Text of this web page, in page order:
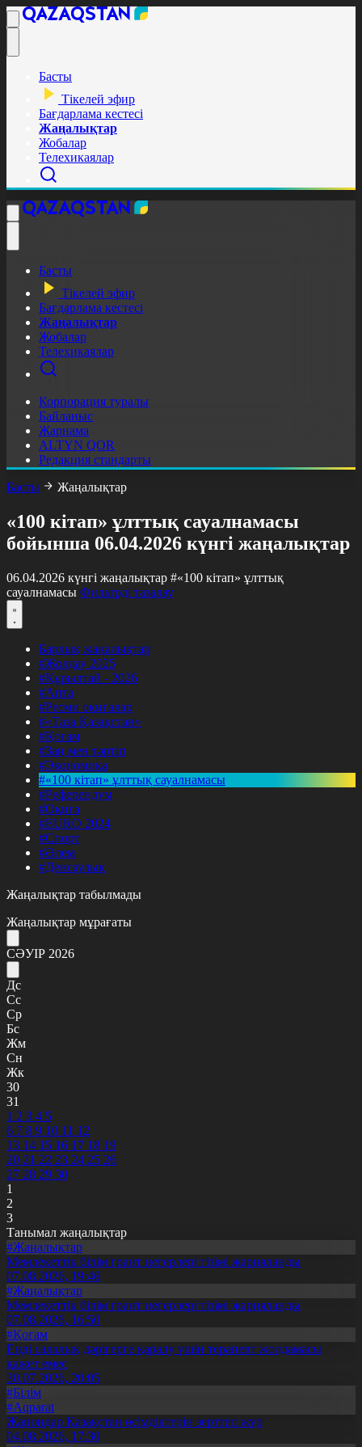
Басты
Тікелей эфир
Бағдарлама кестесі
Жаңалықтар
Жобалар
Телехикаялар
Басты
Тікелей эфир
Бағдарлама кестесі
Жаңалықтар
Жобалар
Телехикаялар
Корпорация туралы
Байланыс
Жарнама
ALTYN QOR
Редакция стандарты
Басты
Жаңалықтар
«100 кітап» ұлттық сауалнамасы
бойынша 06.04.2026 күнгі жаңалықтар
06.04.2026 күнгі жаңалықтар #«100 кітап» ұлттық
сауалнамасы Фильтрді тазалау
Барлық жаңалықтар
#Жолдау 2025
#Құрылтай - 2026
#Апта
#Ресми оқиғалар
#«Таза Қазақстан»
#Қоғам
#Заң мен тәртіп
#Экономика
#«100 кітап» ұлттық сауалнамасы
#Референдум
#Оқиға
#EURO 2024
#Спорт
#Әлем
#Денсаулық
Жаңалықтар табылмады
Жаңалықтар мұрағаты
СӘУІР 2026
Дс
Сс
Ср
Бс
Жм
Сн
Жк
30
31
1 2 3 4 5
6 7 8 9 10 11 12
13 14 15 16 17 18 19
20 21 22 23 24 25 26
27 28 29 30
1
2
3
Танымал жаңалықтар
#Жаңалықтар
Мемлекеттік білім грант иегерлері тізімі жарияланды
07.08.2026, 19:46
#Жаңалықтар
Мемлекеттік білім грант иегерлері тізімі жарияланды
07.08.2026, 16:50
#Қоғам
Енді салалық дәрігерге қаралу үшін терапевт жолдамасы
қажет емес
30.07.2026, 20:05
#Білім
#Aqparat
Жапондар Қазақстан өсімдіктерін зерттеп жүр
04.08.2026, 17:30